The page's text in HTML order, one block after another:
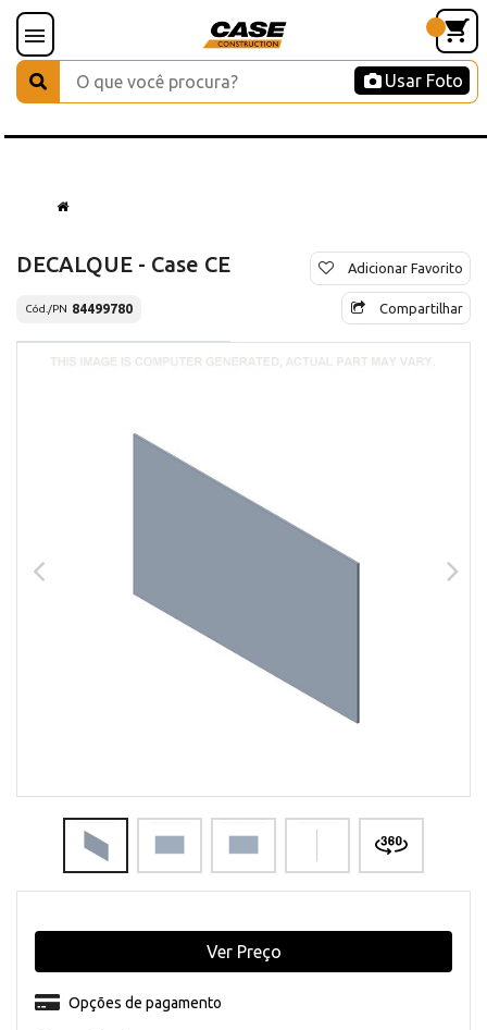
Usar Foto
DECALQUE - Case CE
Cód./PN 84499780
Adicionar Favorito
Compartilhar
Opções de pagamento
Ver Preço